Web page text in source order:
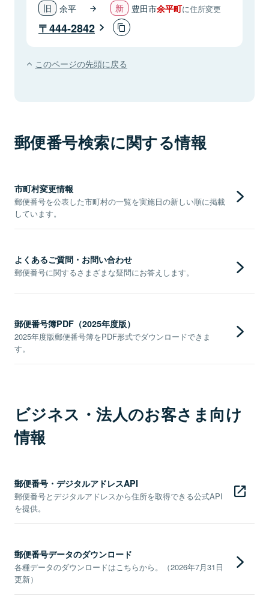
余平 豊田市余平町に住所変更
444-2842
このページの先頭に戻る
郵便番号検索に関する情報
市町村変更情報
郵便番号を公表した市町村の一覧を実施日の新しい順に掲載
しています。
よくあるご質問・お問い合わせ
郵便番号に関するさまざまな疑問にお答えします。
郵便番号簿PDF（2025年度版）
2025年度版郵便番号簿をPDF形式でダウンロードできま
す。
ビジネス・法人のお客さま向け
情報
郵便番号・デジタルアドレスAPI
郵便番号とデジタルアドレスから住所を取得できる公式API
を提供。
郵便番号データのダウンロード
各種データのダウンロードはこちらから。（2026年7月31日
更新）